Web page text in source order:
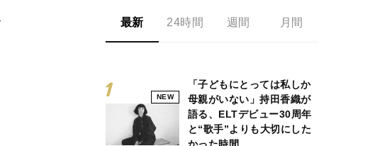
最新 24時間 週間 月間
NEW
「子どもにとっては私しか
母親がいない」持田香織が
語る、ELTデビュー30周年
と“歌手”よりも大切にした